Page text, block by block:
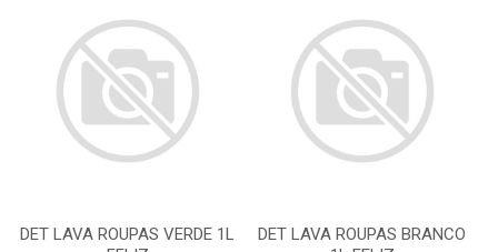
DET LAVA ROUPAS VERDE 1L
DET LAVA ROUPAS BRANCO